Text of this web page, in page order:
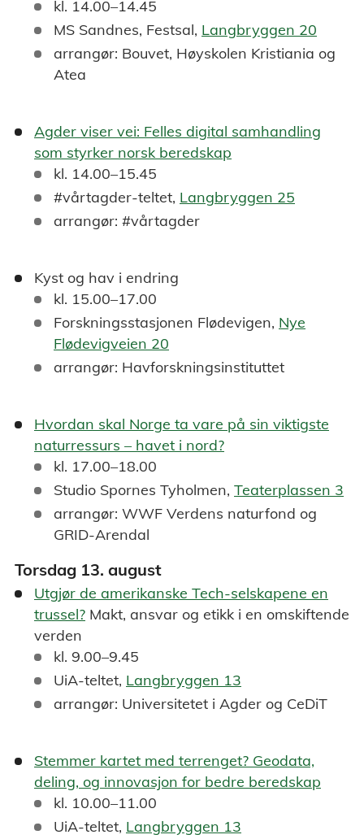
kl. 14.00–14.45
MS Sandnes, Festsal, Langbryggen 20
arrangør: Bouvet, Høyskolen Kristiania og
Atea
Agder viser vei: Felles digital samhandling
som styrker norsk beredskap
kl. 14.00–15.45
#vårtagder-teltet, Langbryggen 25
arrangør: #vårtagder
Kyst og hav i endring
kl. 15.00–17.00
Forskningsstasjonen Flødevigen, Nye
Flødevigveien 20
arrangør: Havforskningsinstituttet
Hvordan skal Norge ta vare på sin viktigste
naturressurs – havet i nord?
kl. 17.00–18.00
Studio Spornes Tyholmen, Teaterplassen 3
arrangør: WWF Verdens naturfond og
GRID-Arendal
Torsdag 13. august
Utgjør de amerikanske Tech-selskapene en
trussel? Makt, ansvar og etikk i en omskiftende
verden
kl. 9.00–9.45
UiA-teltet, Langbryggen 13
arrangør: Universitetet i Agder og CeDiT
Stemmer kartet med terrenget? Geodata,
deling, og innovasjon for bedre beredskap
kl. 10.00–11.00
UiA-teltet, Langbryggen 13